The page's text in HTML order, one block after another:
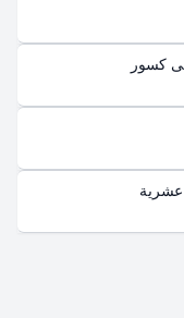
كسور
عشرية